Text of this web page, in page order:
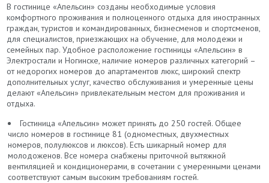
В гостинице «Апельсин» созданы необходимые условия
комфортного проживания и полноценного отдыха для иностранных
граждан, туристов и командированных, бизнесменов и спортсменов,
для специалистов, приезжающих на обучение, для молодежи и
семейных пар. Удобное расположение гостиницы «Апельсин» в
Электростали и Ногинске, наличие номеров различных категорий –
от недорогих номеров до апартаментов люкс, широкий спектр
дополнительных услуг, качество обслуживания и умеренные цены
делают «Апельсин» привлекательным местом для проживания и
отдыха.
Гостиница «Апельсин» может принять до 250 гостей. Общее
число номеров в гостинице 81 (одноместных, двухместных
номеров, полулюксов и люксов). Есть шикарный номер для
молодоженов. Все номера снабжены приточной вытяжной
вентиляцией и кондиционерами, в сочетании с умеренными ценами
соответствуют самым высоким требованиям гостей.